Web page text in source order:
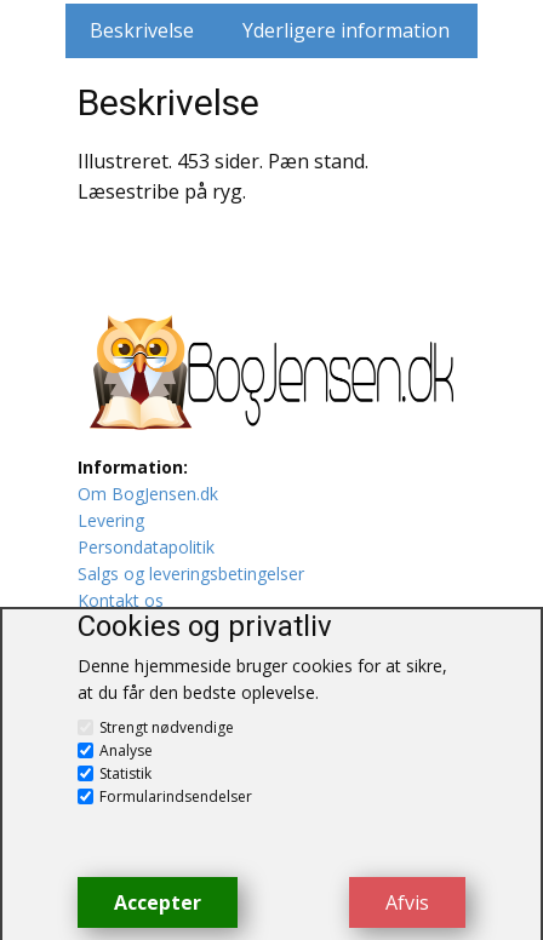
Krige / Slag
Krop / Sind
Litteraturhistorie
Lokalhistorie / Topografi
Lystfiskeri
Mad
Musik
Mytologi / Sagn / Sagaer
Naturen
Oldtidskundskab
Beskrivelse Yderligere information
Beskrivelse
Illustreret. 453 sider. Pæn stand.
Læsestribe på ryg.
Information:
Om BogJensen.dk
Levering
Persondatapolitik
Salgs og leveringsbetingelser
Kontakt os
Blåkærvej 25
6052 Viuf
Tlf.:60703190
© BogJensen.dk – Alle rettigheder
forbeholdes.
Cookies og privatliv
Denne hjemmeside bruger cookies for at sikre,
at du får den bedste oplevelse.
Strengt nødvendige
Analyse
Statistik
Formularindsendelser
Afvis
Accepter